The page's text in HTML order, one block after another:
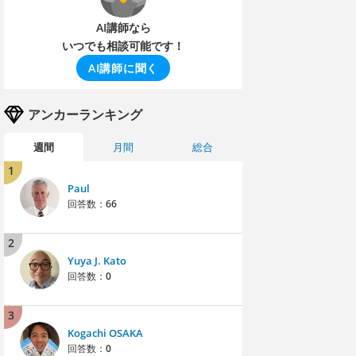
AI講師なら
いつでも相談可能です！
AI講師に聞く
アンカーランキング
週間 月間 総合
1
Paul
回答数： 66
2
Yuya J. Kato
回答数： 0
3
Kogachi OSAKA
回答数： 0